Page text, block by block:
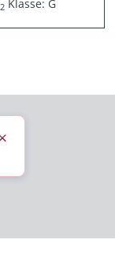
2 Klasse: G
Schließen